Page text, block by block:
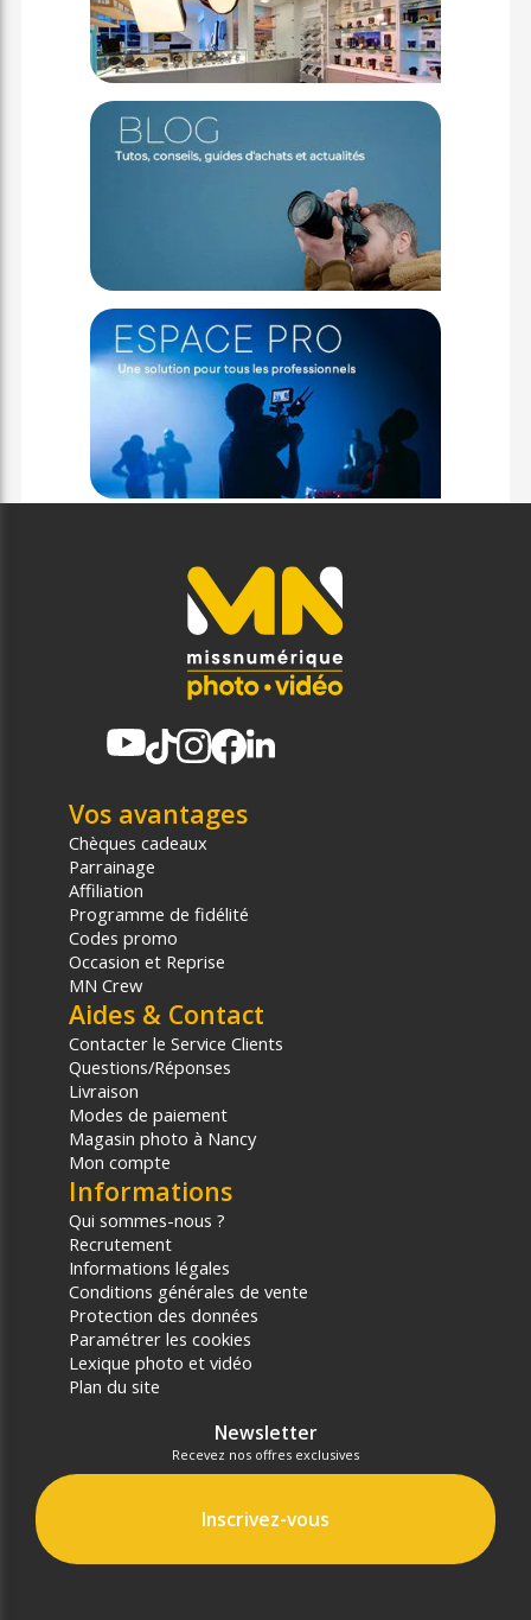
Vos avantages
Chèques cadeaux
Parrainage
Affiliation
Programme de fidélité
Codes promo
Occasion et Reprise
MN Crew
Aides & Contact
Contacter le Service Clients
Questions/Réponses
Livraison
Modes de paiement
Magasin photo à Nancy
Mon compte
Informations
Qui sommes-nous ?
Recrutement
Informations légales
Conditions générales de vente
Protection des données
Paramétrer les cookies
Lexique photo et vidéo
Plan du site
Newsletter
Recevez nos offres exclusives
Inscrivez-vous